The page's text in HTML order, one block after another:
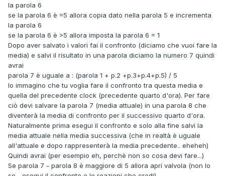
la parola 6
se la parola 6 è =5 allora copia dato nella parola 5 e incrementa
la parola 6
se la parola 6 è >5 allora imposta la parola 6 = 1
Dopo aver salvato i valori fai il confronto (diciamo che vuoi fare la
media) e salvi il risultato in una parola diciamo la numero 7 quindi
avrai
parola 7 è uguale a : (parola 1 + p.2 +p.3+p.4+p.5) / 5
Io immagino che tu voglia fare il confronto tra questa media e
quella del precedente clock (precedente quarto d'ora). Per fare
ciò devi salvare la parola 7 (media attuale) in una parola 8 che
diventerà la media di confronto per il successivo quarto d'ora.
Naturalmente prima esegui il confronto e solo alla fine salvi la
media attuale nella media successiva (che in realtà è uguale
all'attuale e dopo rappresenterà la media precedente.. eheheh)
Quindi avrai (per esempio eh, perchè non so cosa devi fare...)
Se parola 7 - parola 8 è maggiore di 5 allora apri valvola (non lo